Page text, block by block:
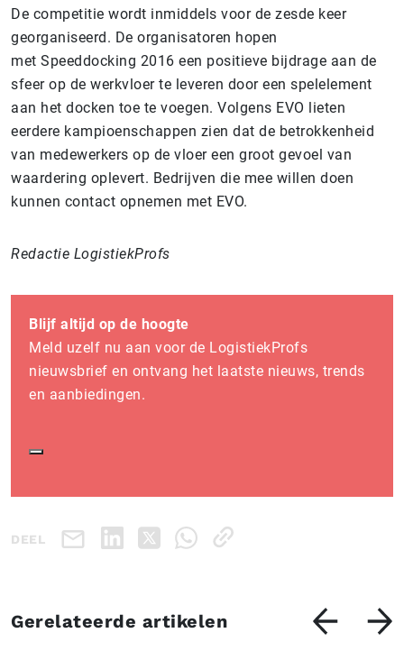
De competitie wordt inmiddels voor de zesde keer
georganiseerd. De organisatoren hopen
met Speeddocking 2016 een positieve bijdrage aan de
sfeer op de werkvloer te leveren door een spelelement
aan het docken toe te voegen. Volgens EVO lieten
eerdere kampioenschappen zien dat de betrokkenheid
van medewerkers op de vloer een groot gevoel van
waardering oplevert. Bedrijven die mee willen doen
kunnen contact opnemen met EVO.
Redactie LogistiekProfs
Blijf altijd op de hoogte
Meld uzelf nu aan voor de LogistiekProfs
nieuwsbrief en ontvang het laatste nieuws, trends
en aanbiedingen.
DEEL
Gerelateerde artikelen